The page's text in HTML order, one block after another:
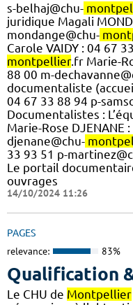
s-belhaj@chu-
juridique Magali
mondange@chu-
Carole VAIDY : 04 67
montpellier.fr Marie-
88 00 m-
documentaliste
04 67 33 88 94 p-
Documentalistes :
Marie-Rose DJENANE
djenane@chu-
33 93 51 p-
Le portail
ouvrages
14/10/2024 11:26
PAGES
relevance: 83%
Qualification
Le CHU de Montpellier